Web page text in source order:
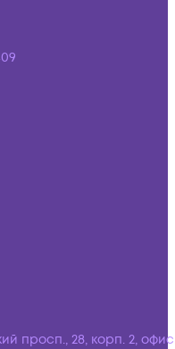
просп., 28, корп. 2,